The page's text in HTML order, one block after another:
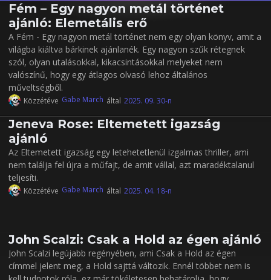
Fém – Egy nagyon metál történet
ajánló: Elemetális erő
A Fém - Egy nagyon metál történet nem egy olyan könyv, amit a
világba kiáltva bárkinek ajánlanék. Egy nagyon szűk rétegnek
szól, olyan utalásokkal, kikacsintásokkal melyeket nem
valószínű, hogy egy átlagos olvasó lehoz általános
műveltségből.
Közzétéve Gabe March által 2025. 09. 30-n
Jeneva Rose: Eltemetett igazság
ajánló
Az Eltemetett igazság egy letehetetlenül izgalmas thriller, ami
nem találja fel újra a műfajt, de amit vállal, azt maradéktalanul
teljesíti.
Közzétéve Gabe March által 2025. 04. 18-n
John Scalzi: Csak a Hold az égen ajánló
John Scalzi legújabb regényében, ami Csak a Hold az égen
címmel jelent meg, a Hold sajttá változik. Ennél többet nem is